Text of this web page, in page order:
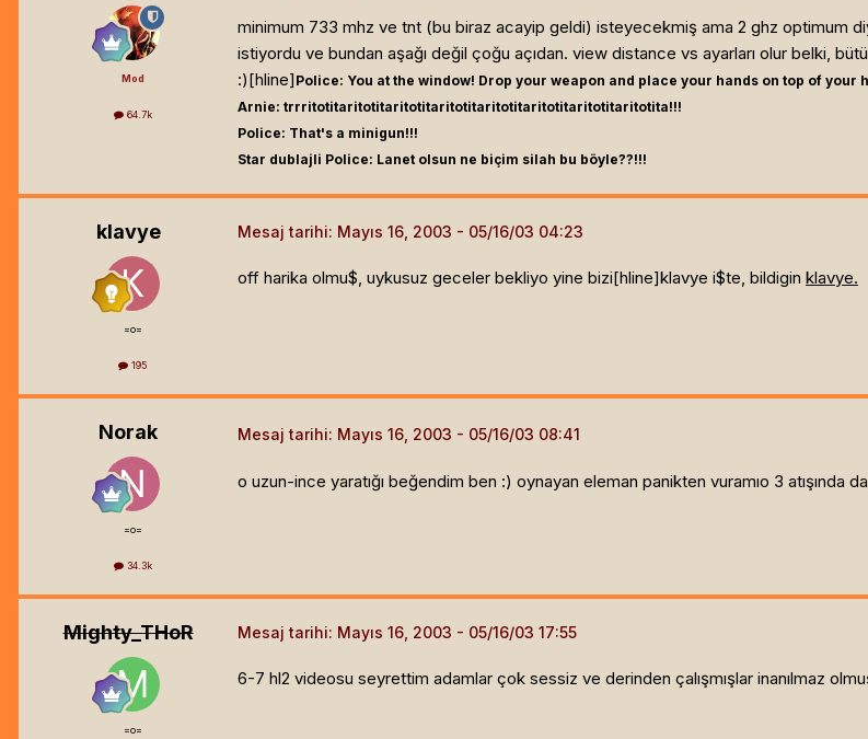
Mod
64.7k
minimum 733 mhz ve tnt (bu biraz acayip geldi) isteyecekmiş ama 2 ghz optimum
istiyordu ve bundan aşağı değil çoğu açıdan. view distance vs ayarları olur belki,
:)[hline] Police: You at the window! Drop your weapon and place your hands on top of your
Arnie: trrritotitaritotitaritotitaritotitaritotitaritotitaritotitaritotita!!!
Police: That's a minigun!!!
Star dublajli Police: Lanet olsun ne biçim silah bu böyle??!!!
klavye
=o=
195
Mesaj tarihi: Mayıs 16, 2003
off harika olmu$, uykusuz geceler bekliyo yine bizi[hline]klavye i$te, bildigin klavye.
Norak
=o=
34.3k
Mesaj tarihi: Mayıs 16, 2003
o uzun-ince yaratığı beğendim ben :) oynayan eleman panikten vuramıo 3 atışında
Mighty_THoR
=o=
Mesaj tarihi: Mayıs 16, 2003
6-7 hl2 videosu seyrettim adamlar çok sessiz ve derinden çalışmışlar inanılmaz